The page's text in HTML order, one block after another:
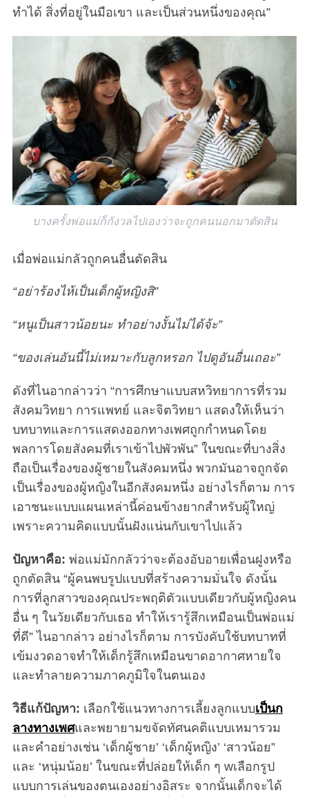
ทำได้ สิ่งที่อยู่ในมือเขา และเป็นส่วนหนึ่งของคุณ”
บางครั้งพ่อแม่ก็กังวลไปเองว่าจะถูกคนนอกมาตัดสิน
เมื่อพ่อแม่กลัวถูกคนอื่นตัดสิน
“อย่าร้องไห้เป็นเด็กผู้หญิงสิ”
“หนูเป็นสาวน้อยนะ ทำอย่างงั้นไม่ได้จ้ะ”
“ของเล่นอันนี้ไม่เหมาะกับลูกหรอก ไปดูอันอื่นเถอะ”
ดังที่ไนอากล่าวว่า “การศึกษาแบบสหวิทยาการที่รวม
สังคมวิทยา การแพทย์ และจิตวิทยา แสดงให้เห็นว่า
บทบาทและการแสดงออกทางเพศถูกกำหนดโดย
พลการโดยสังคมที่เราเข้าไปพัวพัน” ในขณะที่บางสิ่ง
ถือเป็นเรื่องของผู้ชายในสังคมหนึ่ง พวกมันอาจถูกจัด
เป็นเรื่องของผู้หญิงในอีกสังคมหนึ่ง อย่างไรก็ตาม การ
เอาชนะแบบแผนเหล่านี้ค่อนข้างยากสำหรับผู้ใหญ่
เพราะความคิดแบบนั้นฝังแน่นกับเขาไปแล้ว
ปัญหาคือ: พ่อแม่มักกลัวว่าจะต้องอับอายเพื่อนฝูงหรือ
ถูกตัดสิน “ผู้คนพบรูปแบบที่สร้างความมั่นใจ ดังนั้น
การที่ลูกสาวของคุณประพฤติตัวแบบเดียวกับผู้หญิงคน
อื่น ๆ ในวัยเดียวกับเธอ ทำให้เรารู้สึกเหมือนเป็นพ่อแม่
ที่ดี” ไนอากล่าว อย่างไรก็ตาม การบังคับใช้บทบาทที่
เข้มงวดอาจทำให้เด็กรู้สึกเหมือนขาดอากาศหายใจ
และทำลายความภาคภูมิใจในตนเอง
วิธีแก้ปัญหา: เลือกใช้แนวทางการเลี้ยงลูกแบบเป็นก
ลางทางเพศและพยายามขจัดทัศนคติแบบเหมารวม
และคำอย่างเช่น ‘เด็กผู้ชาย’ ‘เด็กผู้หญิง’ ‘สาวน้อย”
และ ‘หนุ่มน้อย’ ในขณะที่ปล่อยให้เด็ก ๆ wเลือกรูป
แบบการเล่นของตนเองอย่างอิสระ จากนั้นเด็กจะได้